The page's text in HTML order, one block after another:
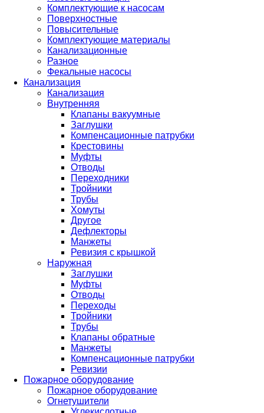
Комплектующие к насосам
Поверхностные
Повысительные
Комплектующие материалы
Канализационные
Разное
Фекальные насосы
Канализация
Канализация
Внутренняя
Клапаны вакуумные
Заглушки
Компенсационные патрубки
Крестовины
Муфты
Отводы
Переходники
Тройники
Трубы
Хомуты
Другое
Дефлекторы
Манжеты
Ревизия с крышкой
Наружная
Заглушки
Муфты
Отводы
Переходы
Тройники
Трубы
Клапаны обратные
Манжеты
Компенсационные патрубки
Ревизии
Пожарное оборудование
Пожарное оборудование
Огнетушители